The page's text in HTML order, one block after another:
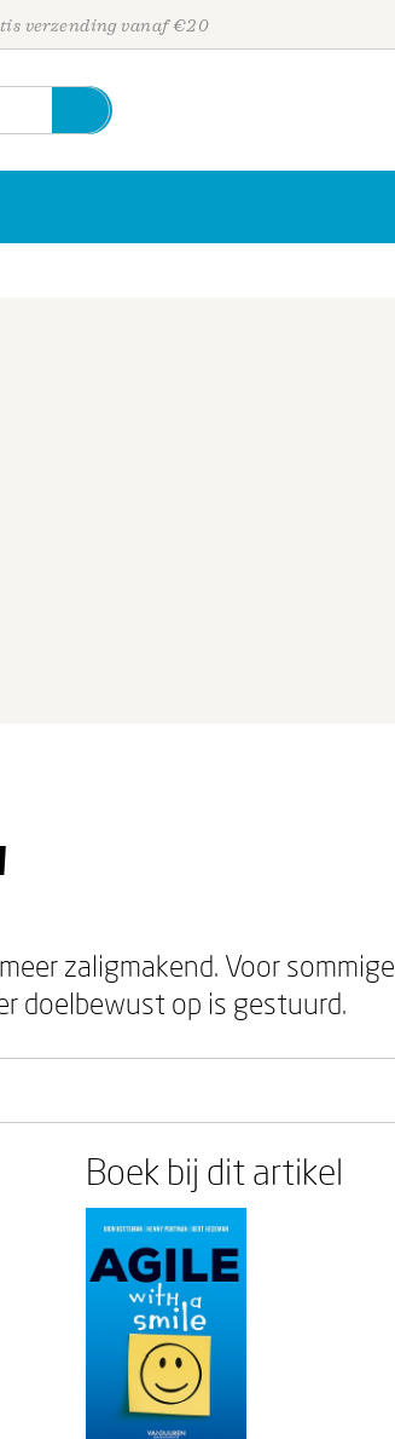
verzending vanaf €20
zaligmakend. Voor sommige
doelbewust op is gestuurd.
Boek bij dit artikel
Personen